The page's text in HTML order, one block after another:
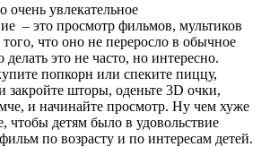
увлекательное
– это просмотр фильмов, мультиков
что оно не переросло в обычное
делать это не часто, но интересно.
попкорн или спеките пиццу,
закройте шторы, оденьте 3D очки,
и начинайте просмотр. Ну чем хуже
чтобы детям было в удовольствие
по возрасту и по интересам детей.